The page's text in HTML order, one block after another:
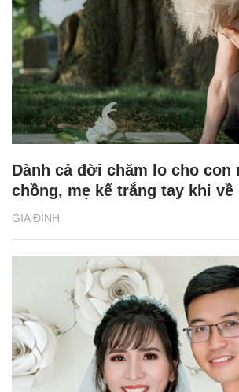
GIA ĐÌNH
Dành cả đời chăm lo cho con
chồng, mẹ kế trắng tay khi về